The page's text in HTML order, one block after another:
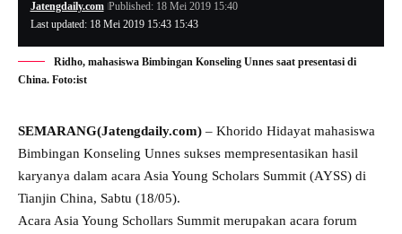
Last updated: 18 Mei 2019 15:43 15:43
Jatengdaily.com Published: 18 Mei 2019 15:40
Ridho, mahasiswa Bimbingan Konseling Unnes saat presentasi di
China. Foto:ist
SEMARANG(Jatengdaily.com) – Khorido Hidayat mahasiswa
Bimbingan Konseling Unnes sukses mempresentasikan hasil
karyanya dalam acara Asia Young Scholars Summit (AYSS) di
Tianjin China, Sabtu (18/05).
Acara Asia Young Schollars Summit merupakan acara forum